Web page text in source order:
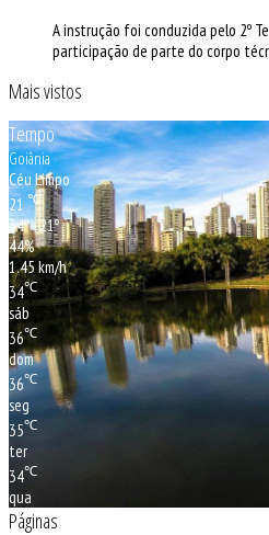
A instrução foi conduzida pelo 2º
participação de parte do corpo
Mais vistos
Tempo
Goiânia
Céu Limpo
21℃
34º - 21º
44%
1.45 km/h
34℃
sáb
36℃
dom
36℃
seg
35℃
ter
34℃
qua
Páginas